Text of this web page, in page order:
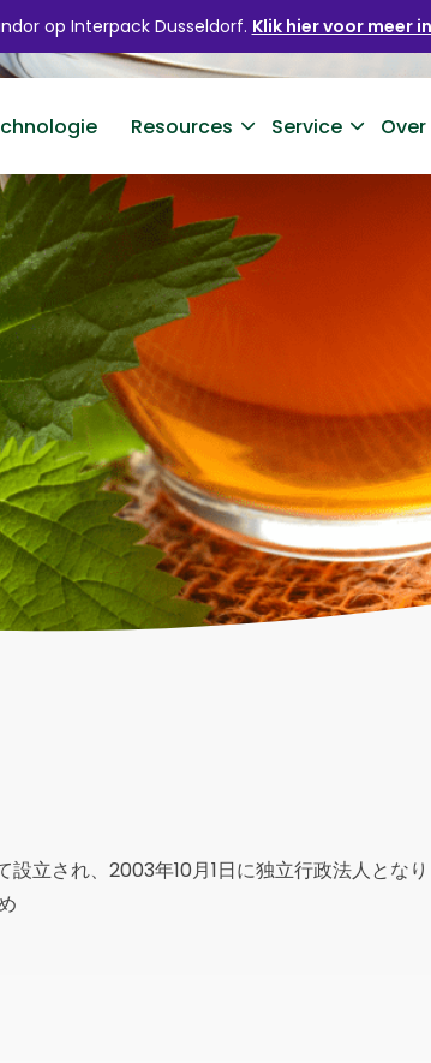
op Interpack Dusseldorf. Klik hier voor meer
Resources Service Over
立され、2003年10月1日に独立行政法人となり